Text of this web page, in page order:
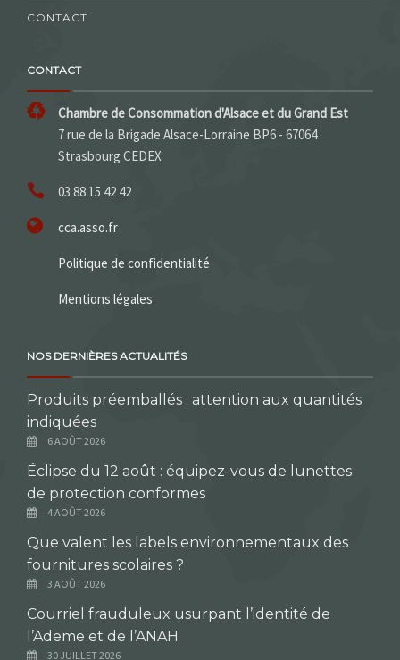
CONTACT
CONTACT
Chambre de Consommation d'Alsace et du Grand Est
7 rue de la Brigade Alsace-Lorraine BP6 - 67064
Strasbourg CEDEX
03 88 15 42 42
cca.asso.fr
Politique de confidentialité
Mentions légales
NOS DERNIÈRES ACTUALITÉS
Produits préemballés : attention aux quantités
indiquées
6 AOÛT 2026
Éclipse du 12 août : équipez-vous de lunettes
de protection conformes
4 AOÛT 2026
Que valent les labels environnementaux des
fournitures scolaires ?
3 AOÛT 2026
Courriel frauduleux usurpant l’identité de
l’Ademe et de l’ANAH
30 JUILLET 2026